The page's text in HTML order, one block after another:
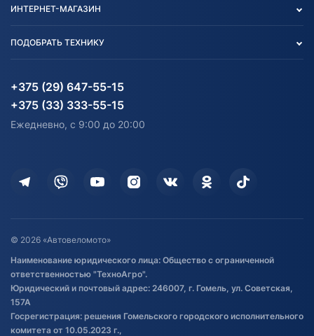
Блог
Карта сайта
Согласие на обработку
Информация до получения
согласия на обработку
Доставка
Дополнительные услуги
Оставить отзыв
Договор публичной оферты
Обработка файлов cookie
Постановка транспорта на учет
Обновления в ЭПТС 2024
ИНТЕРНЕТ-МАГАЗИН
Агротехника
Водный транспорт
Электротранспорт
Здоровье
ПОДОБРАТЬ ТЕХНИКУ
Агротехника
Электротранспорт
+375 (29) 647-55-15
+375 (33) 333-55-15
Ежедневно, с 9:00 до 20:00
© 2026 «Автовеломото»
Наименование юридического лица: Общество с ограниченной
ответственностью "ТехноАгро".
Юридический и почтовый адрес: 246007, г. Гомель, ул. Советская,
157А
Госрегистрация: решения Гомельского городского исполнительного
комитета от 10.05.2023 г.,